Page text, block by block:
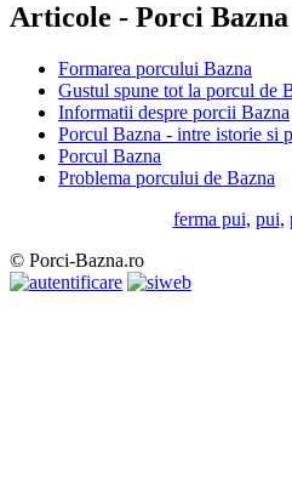
Articole - Porci Bazna
Formarea porcului Bazna
Gustul spune tot la porcul de
Informatii despre porcii Bazna
Porcul Bazna - intre istorie si
Porcul Bazna
Problema porcului de Bazna
ferma pui, pui,
© Porci-Bazna.ro